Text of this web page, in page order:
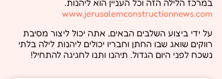
במרכז הלילה הזה וכל העניין הוא ליהנות.
www.jerusalemconstructionnews.com
על ידי ביצוע השלבים הבאים, אתה יכול ליצור מסיבת
רווקים שואג שבו החתן וחבריו יכולים ליהנות לילה בלתי
נשכח לפני היום הגדול. תיהנו ותנו לחגיגה להתחיל!